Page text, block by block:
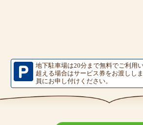
地下駐車場は20分まで無料でご利用
超える場合はサービス券をお渡しし
員にお申し付けください。